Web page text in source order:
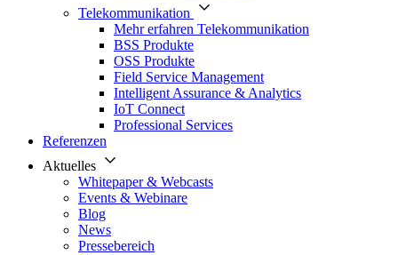
Telekommunikation
Mehr erfahren Telekommunikation
BSS Produkte
OSS Produkte
Field Service Management
Intelligent Assurance & Analytics
IoT Connect
Professional Services
Referenzen
Aktuelles
Whitepaper & Webcasts
Events & Webinare
Blog
News
Pressebereich